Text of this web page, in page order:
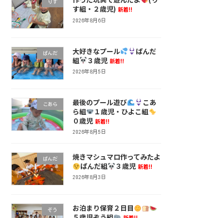
りす
す組・２歳児) 新着!!
2026年8月6日
ぱんだ 大好きなプール
ぱんだ
組
３歳児 新着!!
2026年8月5日
こあら 最後のプール遊び
こあ
ら組
１歳児・ひよこ組
０歳児 新着!!
2026年8月5日
ぱんだ
焼きマシュマロ作ってみたよ
ぱんだ組
３歳児 新着!!
2026年8月3日
ぞう
お泊まり保育２日目